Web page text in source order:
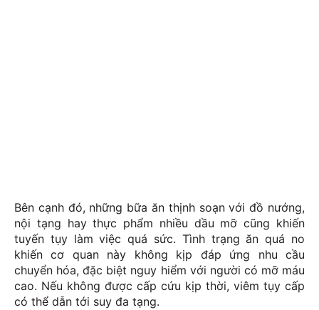
Bên cạnh đó, những bữa ăn thịnh soạn với đồ nướng,
nội tạng hay thực phẩm nhiều dầu mỡ cũng khiến
tuyến tụy làm việc quá sức. Tình trạng ăn quá no
khiến cơ quan này không kịp đáp ứng nhu cầu
chuyển hóa, đặc biệt nguy hiểm với người có mỡ máu
cao. Nếu không được cấp cứu kịp thời, viêm tụy cấp
có thể dẫn tới suy đa tạng.